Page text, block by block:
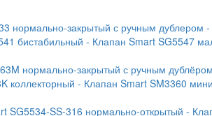
нормально-закрытый с ручным дублером -
бистабильный - Клапан Smart SG5547
нормально-закрытый с ручным дублёром
коллекторный - Клапан Smart SM3360
SG5534-SS-316 нормально-открытый -